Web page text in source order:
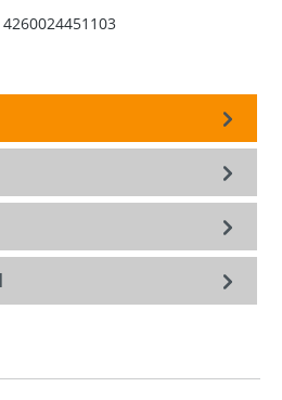
4260024451103